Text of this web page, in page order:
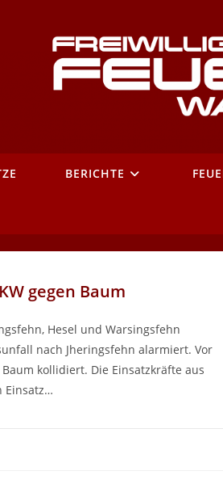
BERICHTE
gegen Baum
Hesel und Warsingsfehn
nach Jheringsfehn alarmiert. Vor
kollidiert. Die Einsatzkräfte aus
Einsatz…